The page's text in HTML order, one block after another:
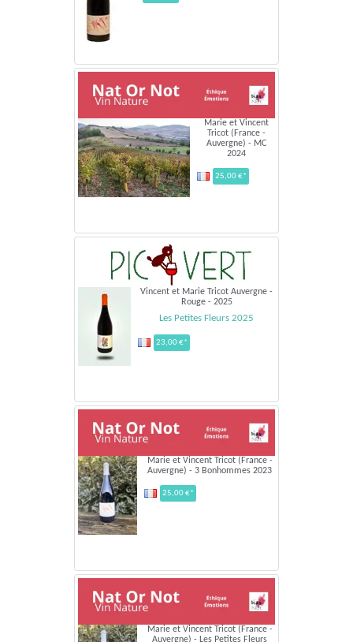
Marie et Vincent
Tricot (France -
Auvergne) - MC
2024
25,00 €*
Vincent et Marie Tricot Auvergne -
Rouge - 2025
Les Petites Fleurs 2025
23,00 €*
Marie et Vincent Tricot (France -
Auvergne) - 3 Bonhommes 2023
25,00 €*
Marie et Vincent Tricot (France -
Auvergne) - Les Petites Fleurs